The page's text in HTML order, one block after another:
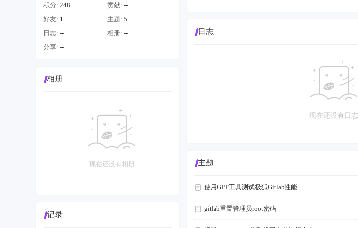
积分: 248 贡献:--
好友: 1 主题:5
日志: -- 相册:--
分享: --
相册
现在还没有相册
记录
日志
现在还没有日志
主题
使用GPT工具测试极狐Gitlab性能
gitlab重置管理员root密码